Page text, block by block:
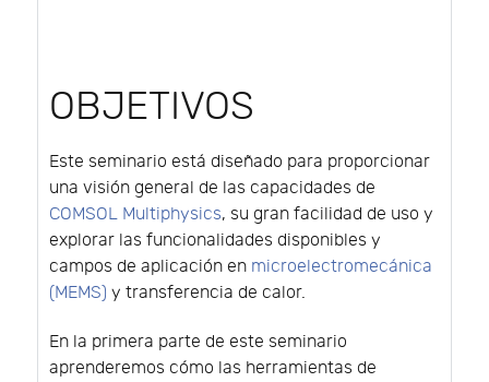
OBJETIVOS
Este seminario está diseñado para proporcionar
una visión general de las capacidades de
COMSOL Multiphysics, su gran facilidad de uso y
explorar las funcionalidades disponibles y
campos de aplicación en microelectromecánica
(MEMS) y transferencia de calor.
En la primera parte de este seminario
aprenderemos cómo las herramientas de